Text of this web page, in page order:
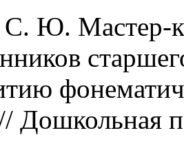
Ю. Мастер-
Дошкольная